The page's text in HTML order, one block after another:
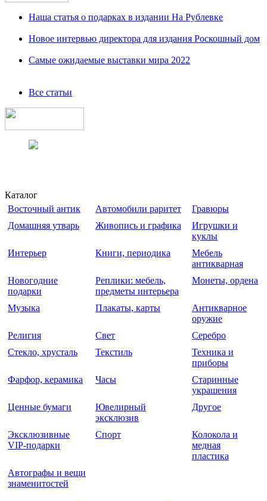
Наша статья о подарках в издании На Рублевке
Новое интервью директора для издания Роскошный дом
Самые ожидаемые выставки мира 2022
Все статьи
Каталог
Восточный антик
Автомобили раритет
Гравюры
Домашняя утварь
Живопись и графика
Игрушки и
куклы
Интерьер
Книги, периодика
Мебель
антикварная
Новогодние
подарки
Реплики: мебель,
предметы интерьера
Монеты, ордена
Музыка Плакаты, карты
Антикварное
оружие
Религия
Свет
Серебро
Стекло, хрусталь
Текстиль
Техника и
приборы
Фарфор, керамика
Часы
Старинные
украшения
Ценные бумаги
Ювелирный
эксклюзив
Другое
Эксклюзивные
VIP-подарки
Спорт
Колокола и
медная
пластика
Автографы и вещи
знаменитостей